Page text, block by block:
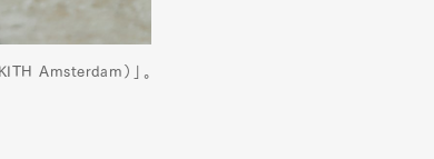
Amsterdam）」。